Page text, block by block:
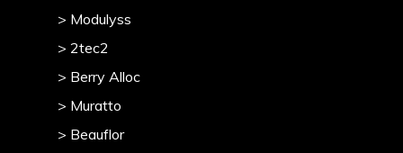
> Modulyss
> 2tec2
> Berry Alloc
> Muratto
> Beauflor